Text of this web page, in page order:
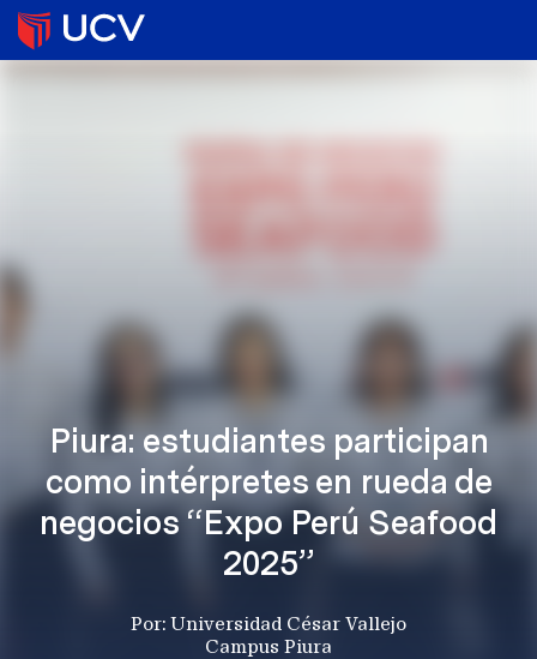
Piura: estudiantes participan
como intérpretes en rueda de
negocios “Expo Perú Seafood
2025”
Por: Universidad César Vallejo
Campus Piura